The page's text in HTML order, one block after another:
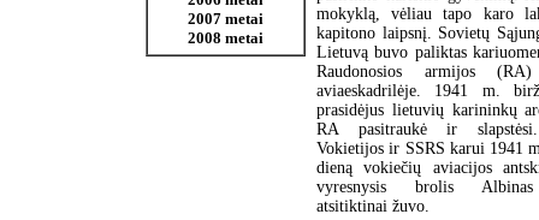
2007 metai
2008 metai
mokyklą, vėliau tapo karo
kapitono laipsnį. Sovietų
Lietuvą buvo paliktas
Raudonosios armijos
aviaeskadrilėje. 1941 m.
prasidėjus lietuvių karininkų
RA pasitraukė ir slapstėsi.
Vokietijos ir SSRS karui 1941
dieną vokiečių aviacijos
vyresnysis brolis
atsitiktinai žuvo.